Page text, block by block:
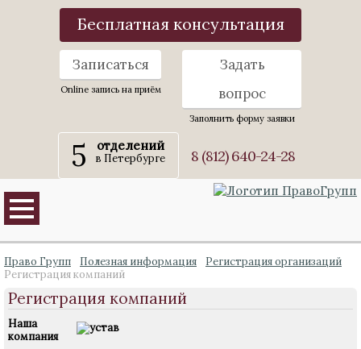
Бесплатная консультация
Записаться
Online запись на приём
Задать
вопрос
Заполнить форму заявки
5 отделений
в Петербурге 8 (812) 640-24-28
Право Групп Полезная информация
Регистрация организаций
Регистрация компаний
Регистрация компаний
Наша
компания